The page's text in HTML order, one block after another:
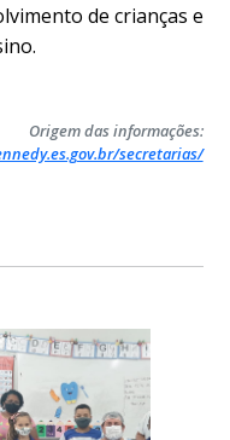
de crianças e
Origem das informações:
secretarias/